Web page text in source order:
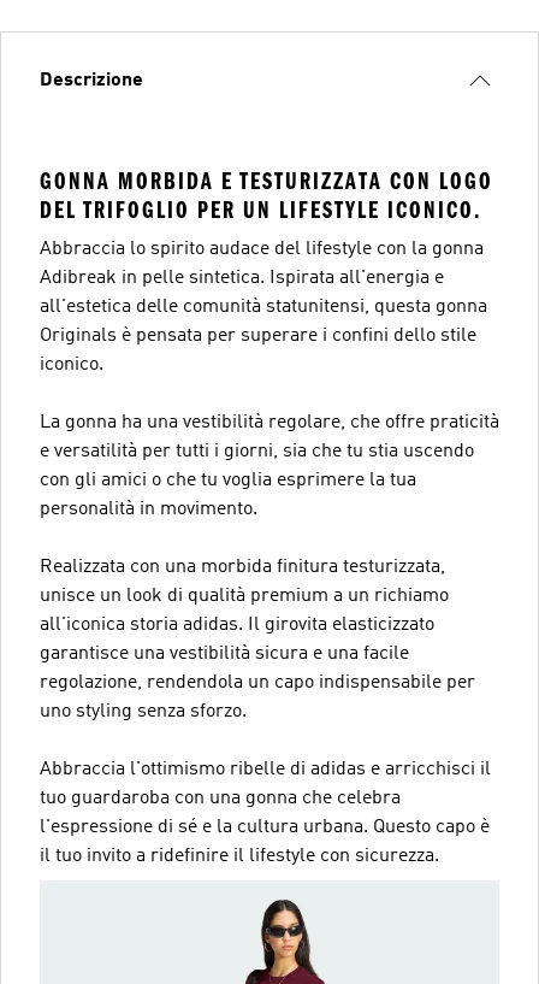
Descrizione
GONNA MORBIDA E TESTURIZZATA CON LOGO
DEL TRIFOGLIO PER UN LIFESTYLE ICONICO.
Abbraccia lo spirito audace del lifestyle con la gonna
Adibreak in pelle sintetica. Ispirata all'energia e
all'estetica delle comunità statunitensi, questa gonna
Originals è pensata per superare i confini dello stile
iconico.
La gonna ha una vestibilità regolare, che offre praticità
e versatilità per tutti i giorni, sia che tu stia uscendo
con gli amici o che tu voglia esprimere la tua
personalità in movimento.
Realizzata con una morbida finitura testurizzata,
unisce un look di qualità premium a un richiamo
all'iconica storia adidas. Il girovita elasticizzato
garantisce una vestibilità sicura e una facile
regolazione, rendendola un capo indispensabile per
uno styling senza sforzo.
Abbraccia l'ottimismo ribelle di adidas e arricchisci il
tuo guardaroba con una gonna che celebra
l'espressione di sé e la cultura urbana. Questo capo è
il tuo invito a ridefinire il lifestyle con sicurezza.